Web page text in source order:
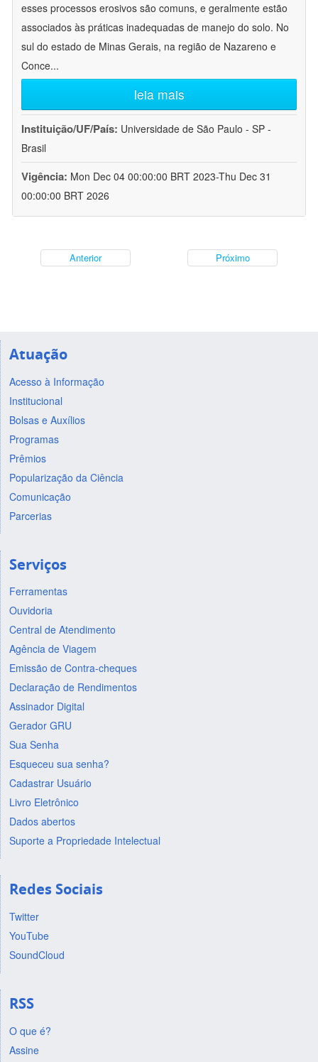
esses processos erosivos são comuns, e geralmente estão
associados às práticas inadequadas de manejo do solo. No
sul do estado de Minas Gerais, na região de Nazareno e
Conce...
leia mais
Instituição/UF/País: Universidade de São Paulo - SP -
Brasil
Vigência: Mon Dec 04 00:00:00 BRT 2023-Thu Dec 31
00:00:00 BRT 2026
Anterior Próximo
Atuação
Acesso à Informação
Institucional
Bolsas e Auxílios
Programas
Prêmios
Popularização da Ciência
Comunicação
Parcerias
Serviços
Ferramentas
Ouvidoria
Central de Atendimento
Agência de Viagem
Emissão de Contra-cheques
Declaração de Rendimentos
Assinador Digital
Gerador GRU
Sua Senha
Esqueceu sua senha?
Cadastrar Usuário
Livro Eletrônico
Dados abertos
Suporte a Propriedade Intelectual
Redes Sociais
Twitter
YouTube
SoundCloud
RSS
O que é?
Assine